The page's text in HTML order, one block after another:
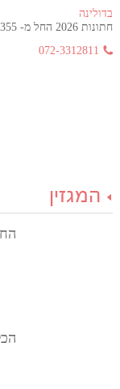
בדולינה
חתונות 2026 החל מ- 355 ש"ח בלבד!
072-3312811
המגזין